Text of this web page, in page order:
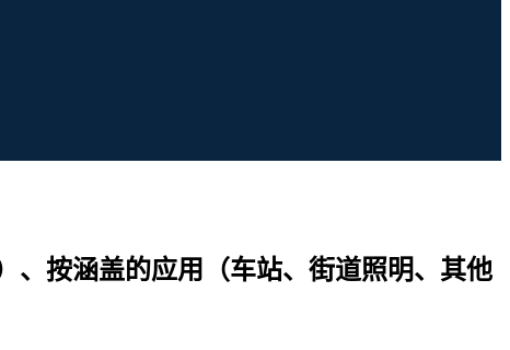
、按涵盖的应用（车站、街道照明、其他